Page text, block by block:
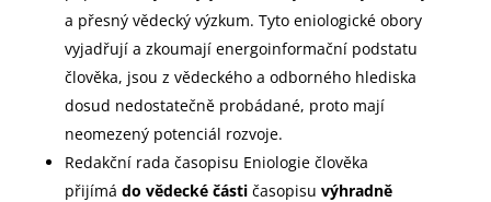
a přesný vědecký výzkum. Tyto eniologické obory
vyjadřují a zkoumají energoinformační podstatu
člověka, jsou z vědeckého a odborného hlediska
dosud nedostatečně probádané, proto mají
neomezený potenciál rozvoje.
Redakční rada časopisu Eniologie člověka
přijímá do vědecké částičasopisu výhradně